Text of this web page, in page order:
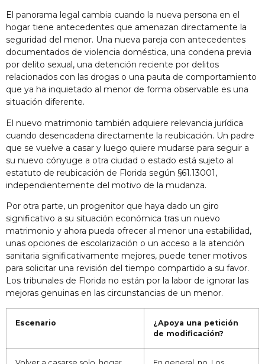
El panorama legal cambia cuando la nueva persona en el
hogar tiene antecedentes que amenazan directamente la
seguridad del menor. Una nueva pareja con antecedentes
documentados de violencia doméstica, una condena previa
por delito sexual, una detención reciente por delitos
relacionados con las drogas o una pauta de comportamiento
que ya ha inquietado al menor de forma observable es una
situación diferente.
El nuevo matrimonio también adquiere relevancia jurídica
cuando desencadena directamente la reubicación. Un padre
que se vuelve a casar y luego quiere mudarse para seguir a
su nuevo cónyuge a otra ciudad o estado está sujeto al
estatuto de reubicación de Florida según §61.13001,
independientemente del motivo de la mudanza.
Por otra parte, un progenitor que haya dado un giro
significativo a su situación económica tras un nuevo
matrimonio y ahora pueda ofrecer al menor una estabilidad,
unas opciones de escolarización o un acceso a la atención
sanitaria significativamente mejores, puede tener motivos
para solicitar una revisión del tiempo compartido a su favor.
Los tribunales de Florida no están por la labor de ignorar las
mejoras genuinas en las circunstancias de un menor.
Escenario
¿Apoya una petición
de modificación?